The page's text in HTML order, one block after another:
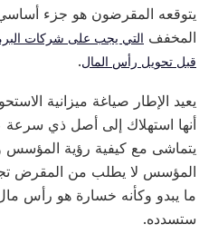
المقرضون هو جزء أساسي من
تحويل رأس المال .
الإطار صياغة ميزانية الاستحواذ
استهلاك إلى أصل ذي سرعة عائد
مع كيفية رؤية المؤسس
لا يطلب من المقرض
يبدو وكأنه خسارة هو رأس مال تم